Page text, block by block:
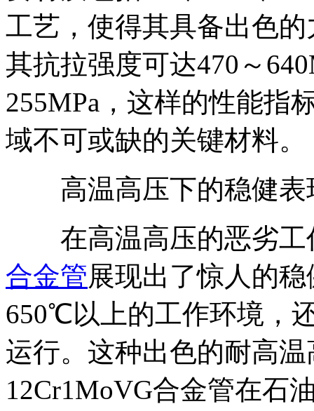
工艺，使得其具备出色
其抗拉强度可达470～
255MPa，这样的性能指
域不可或缺的关键材料。
高温高压下的稳健表
在高温高压的恶劣工
合金管展现出了惊人的
650℃以上的工作环境，
运行。这种出色的耐高
12Cr1MoVG合金管在石